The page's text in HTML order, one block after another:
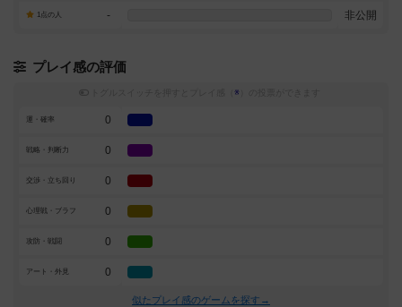
1点の人 - 非公開
プレイ感の評価
※
運・確率 0
戦略・判断力 0
交渉・立ち回り 0
心理戦・ブラフ 0
攻防・戦闘 0
アート・外見 0
似たプレイ感のゲームを探す→